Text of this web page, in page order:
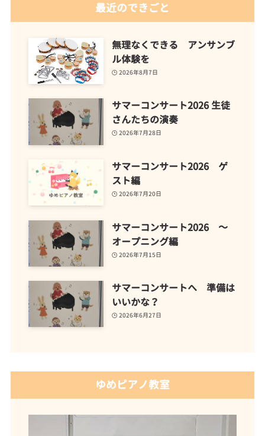
最近のできごと
無理なくできる アンサンブ
ル体験を
2026年8月7日
サマーコンサート2026 生徒
さんたちの演奏
2026年7月28日
サマーコンサート2026 ゲ
スト編
2026年7月20日
サマーコンサート2026 ～
オープニング編
2026年7月15日
サマーコンサートへ 準備は
いいかな？
2026年6月27日
ゆめピアノ教室